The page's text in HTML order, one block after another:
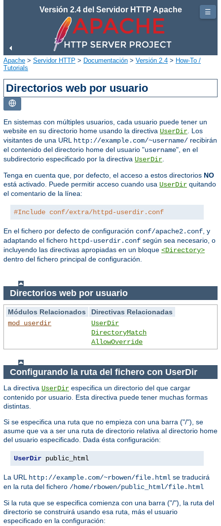
Versión 2.4 del Servidor HTTP Apache
Apache > Servidor HTTP > Documentación > Versión 2.4 > How-To /
Tutorials
Directorios web por usuario
En sistemas con múltiples usuarios, cada usuario puede tener un
website en su directorio home usando la directiva UserDir . Los
visitantes de una URL
http://example.com/~username/ recibirán
el contenido del directorio home del usuario "username", en el
subdirectorio especificado por la directiva UserDir
Tenga en cuenta que, por defecto, el acceso a estos directorios NO
está activado. Puede permitir acceso cuando usa UserDir quitando
el comentario de la línea:
#Include conf/extra/httpd-userdir.conf
En el fichero por defecto de configuración conf/apache2.conf , y
adaptando el fichero httpd-userdir.conf según sea necesario, o
incluyendo las directivas apropiadas en un bloque <Directory>
dentro del fichero principal de configuración.
Directorios web por usuario
Módulos Relacionados
Directivas Relacionadas
mod_userdir
UserDir
DirectoryMatch
AllowOverride
Configurando la ruta del fichero con UserDir
La directiva UserDir especifica un directorio del que cargar
contenido por usuario. Esta directiva puede tener muchas formas
distintas.
Si se especifica una ruta que no empieza con una barra ("/"), se
asume que va a ser una ruta de directorio relativa al directorio home
del usuario especificado. Dada ésta configuración:
UserDir public_html
La URL http://example.com/~rbowen/file.html se traducirá
en la ruta del fichero /home/rbowen/public_html/file.html
Si la ruta que se especifica comienza con una barra ("/"), la ruta del
directorio se construirá usando esa ruta, más el usuario
especificado en la configuración:
☰